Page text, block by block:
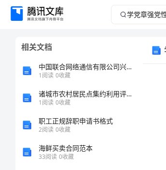
学
相关文档
中国联合网络通信有限公司兴隆县分公司开发区营业厅介绍企业发展分析报告
1阅读 0收藏
诸城市农村居民点集约利用评价及其整理潜力分析的开题报告
1阅读 0收藏
职工正规辞职申请书格式
2阅读 0收藏
海鲜买卖合同范本
33阅读 0收藏